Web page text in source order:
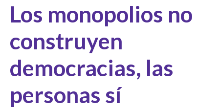
Los monopolios no
construyen
democracias, las
personas sí